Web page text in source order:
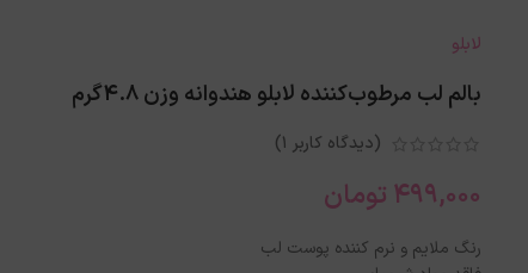
لابلو
بالم لب مرطوب‌کننده لابلو هندوانه وزن 4.8گرم
(دیدگاه کاربر 1
)
499,000 تومان
رنگ ملایم و نرم کننده پوست لب